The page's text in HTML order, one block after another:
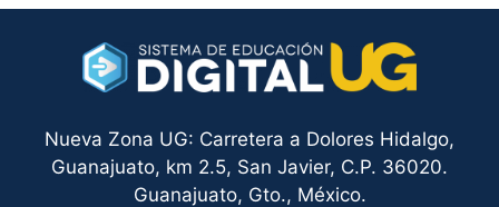
Nueva Zona UG: Carretera a Dolores Hidalgo,
Guanajuato, km 2.5, San Javier, C.P. 36020.
Guanajuato, Gto., México.